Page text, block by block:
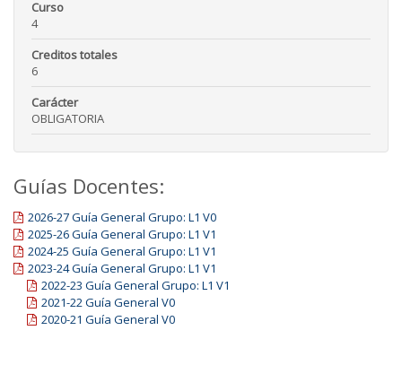
Curso
4
Creditos totales
6
Carácter
OBLIGATORIA
Guías Docentes:
2026-27 Guía General Grupo: L1 V0
2025-26 Guía General Grupo: L1 V1
2024-25 Guía General Grupo: L1 V1
2023-24 Guía General Grupo: L1 V1
2022-23 Guía General Grupo: L1 V1
2021-22 Guía General V0
2020-21 Guía General V0